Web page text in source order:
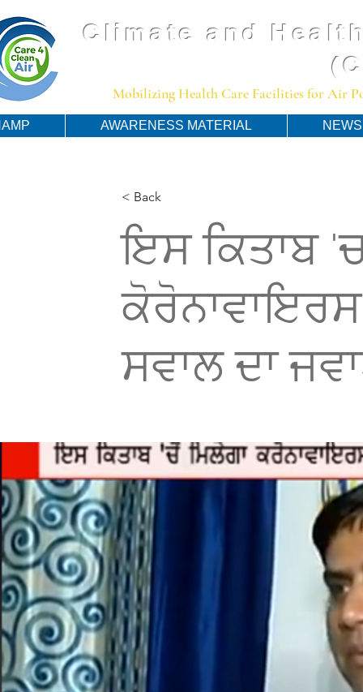
Climate and
Mobilizing Health Care Facilities for Air
AWARENESS MATERIAL NEWS
< Back
ਇਸ ਕਿਤਾਬ
ਸਵਾਲ ਦਾ